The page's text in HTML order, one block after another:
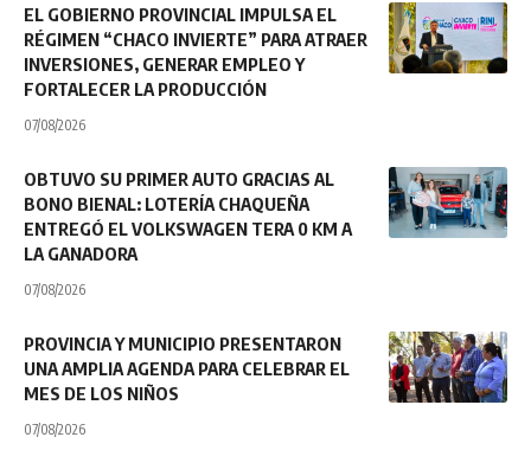
EL GOBIERNO PROVINCIAL IMPULSA EL
RÉGIMEN “CHACO INVIERTE” PARA ATRAER
INVERSIONES, GENERAR EMPLEO Y
FORTALECER LA PRODUCCIÓN
07/08/2026
OBTUVO SU PRIMER AUTO GRACIAS AL
BONO BIENAL: LOTERÍA CHAQUEÑA
ENTREGÓ EL VOLKSWAGEN TERA 0 KM A
LA GANADORA
07/08/2026
PROVINCIA Y MUNICIPIO PRESENTARON
UNA AMPLIA AGENDA PARA CELEBRAR EL
MES DE LOS NIÑOS
07/08/2026